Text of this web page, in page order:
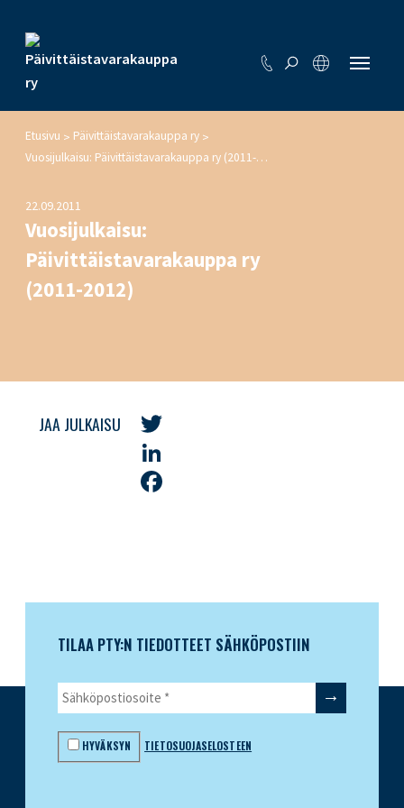
Etusivu > Päivittäistavarakauppa ry >
Vuosijulkaisu: Päivittäistavarakauppa ry (2011-2012)
22.09.2011
Vuosijulkaisu:
Päivittäistavarakauppa ry
(2011-2012)
JAA JULKAISU
Twitter
LinkedIn
TILAA PTY:N TIEDOTTEET SÄHKÖPOSTIIN
HYVÄKSYN TIETOSUOJASELOSTEEN